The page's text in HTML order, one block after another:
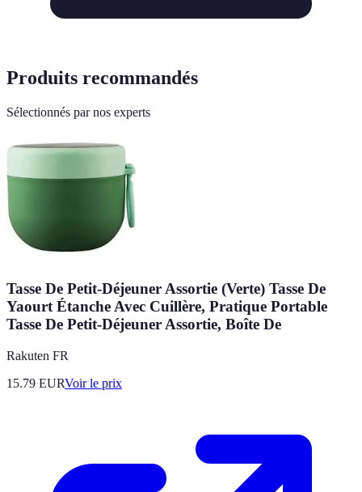
Produits recommandés
Sélectionnés par nos experts
Tasse De Petit-Déjeuner Assortie (Verte) Tasse De
Yaourt Étanche Avec Cuillère, Pratique Portable
Tasse De Petit-Déjeuner Assortie, Boîte De
Rakuten FR
15.79 EURVoir le prix